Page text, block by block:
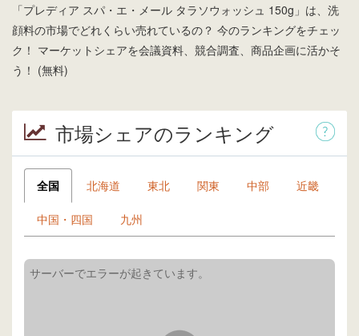
「プレディア スパ・エ・メール タラソウォッシュ 150g」は、洗
顔料の市場でどれくらい売れているの？ 今のランキングをチェッ
ク！ マーケットシェアを会議資料、競合調査、商品企画に活かそ
う！ (無料)
市場シェアのランキング
全国 北海道 東北 関東 中部 近畿
中国・四国 九州